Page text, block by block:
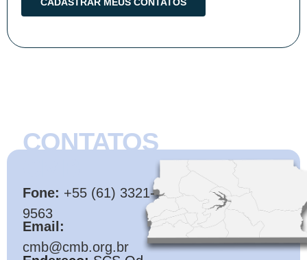
CONTATOS
Fone: +55 (61) 3321-
9563
Email:
cmb@cmb.org.br